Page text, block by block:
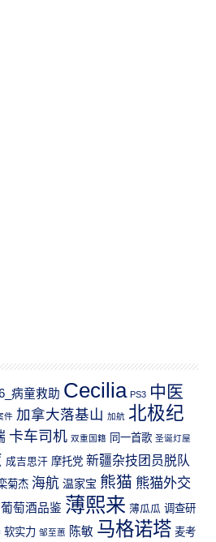
病童救助 Cecilia PS3 中医
件 加拿大落基山 加航 北极纪
卡车司机 双重国籍 同一首歌 圣诞灯屋
成吉思汗 摩托党 新疆杂技团员脱队
菊杰 海航 温家宝 熊猫 熊猫外交
葡萄酒品鉴 薄熙来 薄瓜瓜 调查研
软实力 邹至蕙 陈敏 马格诺塔 麦考